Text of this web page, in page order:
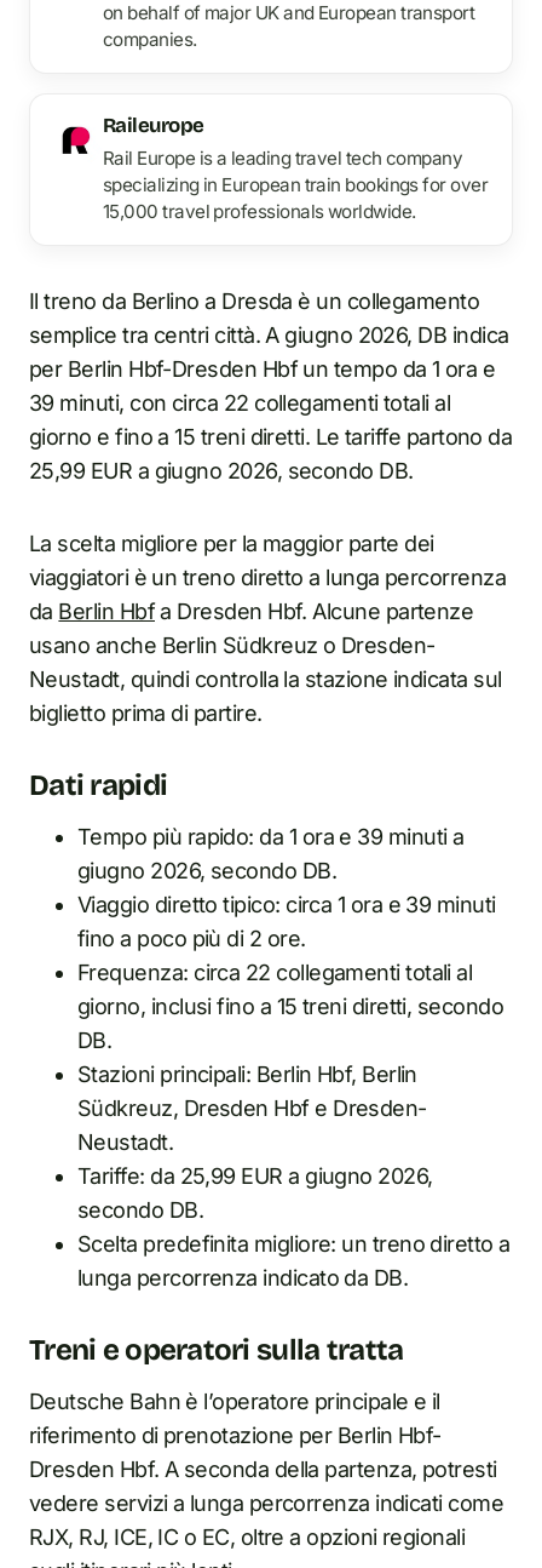
on behalf of major UK and European transport
companies.
Raileurope
Rail Europe is a leading travel tech company
specializing in European train bookings for over
15,000 travel professionals worldwide.
Il treno da Berlino a Dresda è un collegamento
semplice tra centri città. A giugno 2026, DB indica
per Berlin Hbf-Dresden Hbf un tempo da 1 ora e
39 minuti, con circa 22 collegamenti totali al
giorno e fino a 15 treni diretti. Le tariffe partono da
25,99 EUR a giugno 2026, secondo DB.
La scelta migliore per la maggior parte dei
viaggiatori è un treno diretto a lunga percorrenza
da Berlin Hbfa Dresden Hbf. Alcune partenze
usano anche Berlin Südkreuz o Dresden-
Neustadt, quindi controlla la stazione indicata sul
biglietto prima di partire.
Dati rapidi
Tempo più rapido: da 1 ora e 39 minuti a
giugno 2026, secondo DB.
Viaggio diretto tipico: circa 1 ora e 39 minuti
fino a poco più di 2 ore.
Frequenza: circa 22 collegamenti totali al
giorno, inclusi fino a 15 treni diretti, secondo
DB.
Stazioni principali: Berlin Hbf, Berlin
Südkreuz, Dresden Hbf e Dresden-
Neustadt.
Tariffe: da 25,99 EUR a giugno 2026,
secondo DB.
Scelta predefinita migliore: un treno diretto a
lunga percorrenza indicato da DB.
Treni e operatori sulla tratta
Deutsche Bahn è l’operatore principale e il
riferimento di prenotazione per Berlin Hbf-
Dresden Hbf. A seconda della partenza, potresti
vedere servizi a lunga percorrenza indicati come
RJX, RJ, ICE, IC o EC, oltre a opzioni regionali